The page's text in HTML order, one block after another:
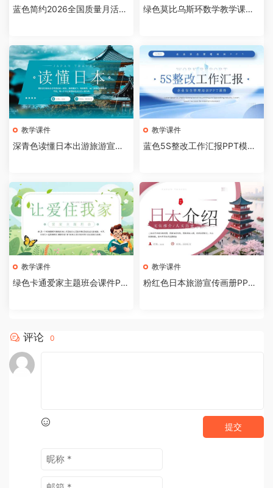
蓝色简约2026全国质量月活动
绿色莫比乌斯环数学教学课件P
教学课件
深青色读懂日本出游旅游宣传
教学课件
蓝色5S整改工作汇报PPT模板
教学课件
绿色卡通爱家主题班会课件PP
教学课件
粉红色日本旅游宣传画册PPT
评论 0
提交